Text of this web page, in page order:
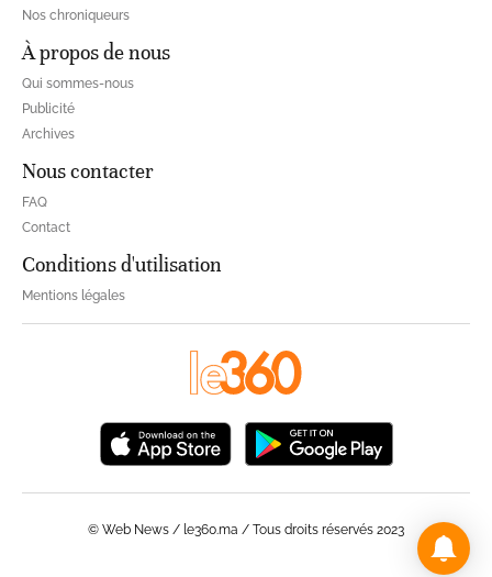
Nos chroniqueurs
À propos de nous
Qui sommes-nous
Publicité
Archives
Nous contacter
FAQ
Contact
Conditions d'utilisation
Mentions légales
© Web News / le360.ma / Tous droits réservés 2023